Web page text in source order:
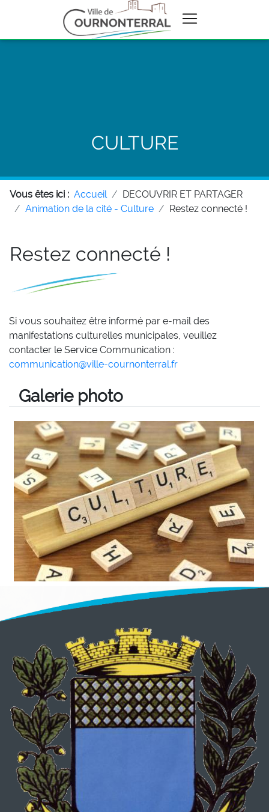
CULTURE
Vous êtes ici : Accueil
DECOUVRIR ET PARTAGER
Animation de la cité - Culture
Restez connecté !
Restez connecté !
Si vous souhaitez être informé par e-mail des
manifestations culturelles municipales, veuillez
contacter le Service Communication :
communication@ville-cournonterral.fr
Galerie photo